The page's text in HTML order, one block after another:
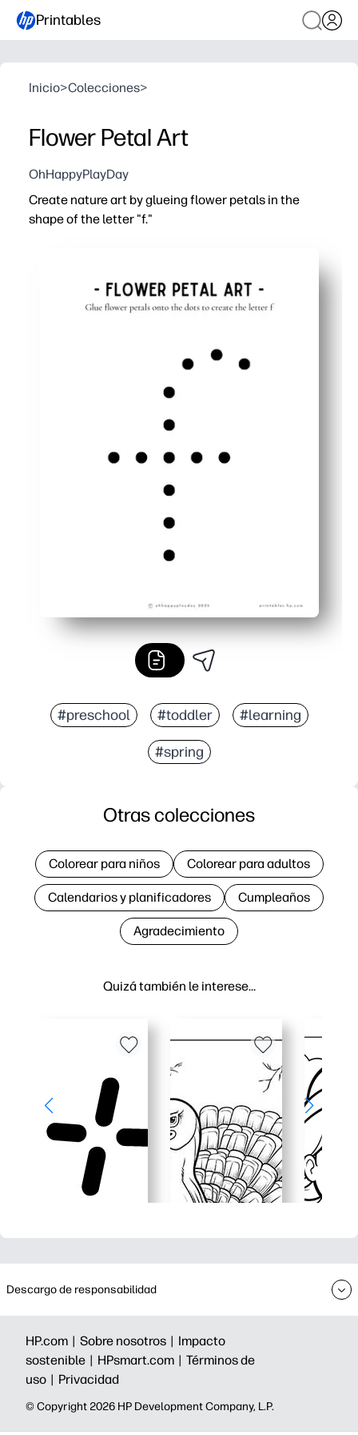
Printables
Inicio>Colecciones>
Flower Petal Art
OhHappyPlayDay
Create nature art by glueing flower petals in the
shape of the letter "f."
#preschool #toddler #learning
#spring
Quizá también le interese…
Otras colecciones
Colorear para niños Colorear para adultos
Calendarios y planificadores Cumpleaños
Agradecimiento
Descargo de responsabilidad
HP.com | Sobre nosotros | Impacto
sostenible | HPsmart.com | Términos de
uso | Privacidad
©️ Copyright 2026 HP Development Company, L.P.